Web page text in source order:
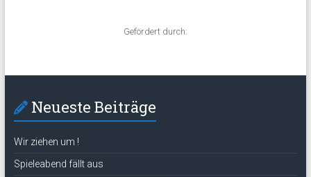
Gefördert durch:
Neueste Beiträge
Wir ziehen um !
Spieleabend fällt aus